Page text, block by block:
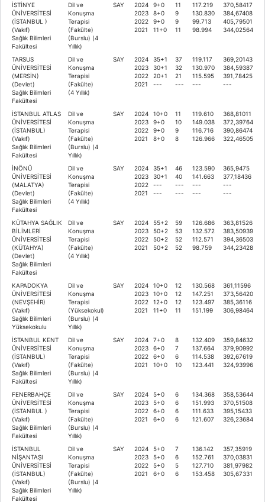
İSTİNYE
ÜNİVERSİTESİ
(İSTANBUL )
(Vakıf)
Sağlık Bilimleri
Fakültesi
Dil ve
Konuşma
Terapisi
(Fakülte)
(Burslu) (4
Yıllık)
SAY
2024
2023
2022
2021
9+0
8+0
9+0
11+0
11
9
9
11
117.219
130.830
99.713
98.994
370,58417
384,67408
405,79501
344,02564
TARSUS
ÜNİVERSİTESİ
(MERSİN)
(Devlet)
Sağlık Bilimleri
Fakültesi
Dil ve
Konuşma
Terapisi
(Fakülte)
(4 Yıllık)
SAY
2024
2023
2022
2021
35+1
30+1
20+1
---
37
32
21
---
119.117
130.970
115.595
---
369,20143
384,59387
391,78425
---
İSTANBUL ATLAS
ÜNİVERSİTESİ
(İSTANBUL)
(Vakıf)
Sağlık Bilimleri
Fakültesi
Dil ve
Konuşma
Terapisi
(Fakülte)
(Burslu) (4
Yıllık)
SAY
2024
2023
2022
2021
10+0
9+0
9+0
8+0
11
10
9
8
119.610
149.038
116.716
126.966
368,81011
372,39764
390,86474
322,46505
İNÖNÜ
ÜNİVERSİTESİ
(MALATYA)
(Devlet)
Sağlık Bilimleri
Fakültesi
Dil ve
Konuşma
Terapisi
(Fakülte)
(4 Yıllık)
SAY
2024
2023
2022
2021
35+1
30+1
---
---
46
40
---
---
123.590
141.663
---
---
365,9475
377,18436
---
---
KÜTAHYA SAĞLIK
BİLİMLERİ
ÜNİVERSİTESİ
(KÜTAHYA)
(Devlet)
Sağlık Bilimleri
Fakültesi
Dil ve
Konuşma
Terapisi
(Fakülte)
(4 Yıllık)
SAY
2024
2023
2022
2021
55+2
50+2
50+2
50+2
59
53
52
52
126.686
132.572
112.571
98.759
363,81526
383,50939
394,36503
344,23428
KAPADOKYA
ÜNİVERSİTESİ
(NEVŞEHİR)
(Vakıf)
Sağlık Bilimleri
Yüksekokulu
Dil ve
Konuşma
Terapisi
(Yüksekokul)
(Burslu) (4
Yıllık)
SAY
2024
2023
2022
2021
10+0
10+0
12+0
11+0
12
12
12
11
130.568
147.251
123.497
151.199
361,11596
373,56420
385,36116
306,98464
İSTANBUL KENT
ÜNİVERSİTESİ
(İSTANBUL)
(Vakıf)
Sağlık Bilimleri
Fakültesi
Dil ve
Konuşma
Terapisi
(Fakülte)
(Burslu) (4
Yıllık)
SAY
2024
2023
2022
2021
7+0
6+0
6+0
10+0
8
7
6
10
132.409
137.664
114.538
123.441
359,84632
379,90992
392,67619
324,93996
FENERBAHÇE
ÜNİVERSİTESİ
(İSTANBUL )
(Vakıf)
Sağlık Bilimleri
Fakültesi
Dil ve
Konuşma
Terapisi
(Fakülte)
(Burslu) (4
Yıllık)
SAY
2024
2023
2022
2021
5+0
5+0
6+0
6+0
6
6
6
6
134.368
151.993
111.633
121.607
358,53644
370,51508
395,15433
326,23684
İSTANBUL
NİŞANTAŞI
ÜNİVERSİTESİ
(İSTANBUL)
(Vakıf)
Sağlık Bilimleri
Fakültesi
Dil ve
Konuşma
Terapisi
(Fakülte)
(Burslu) (4
Yıllık)
SAY
2024
2023
2022
2021
5+0
5+0
5+0
6+0
7
6
5
6
136.142
152.761
127.710
153.458
357,35919
370,03831
381,97982
305,67331